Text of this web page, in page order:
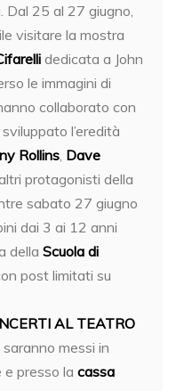
Dal 25 al 27 giugno,
visitare la mostra
dedicata a John
le immagini di
collaborato con
l’eredità
Rollins Dave
protagonisti della
sabato 27 giugno
dai 3 ai 12 anni
della Scuola di
post limitati su
AL TEATRO
saranno messi in
presso la cassa